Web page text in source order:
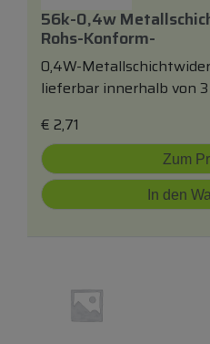
56k-0,4w
Rohs-Konform-
0,4W-
lieferbar innerhalb von
€ 2,71
Zum
In den